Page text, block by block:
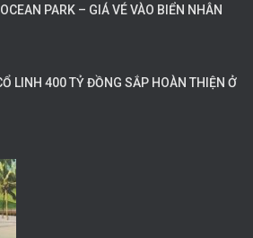
PARK – GIÁ VÉ VÀO BIỂN NHÂN
LINH 400 TỶ ĐỒNG SẮP HOÀN THIỆN Ở